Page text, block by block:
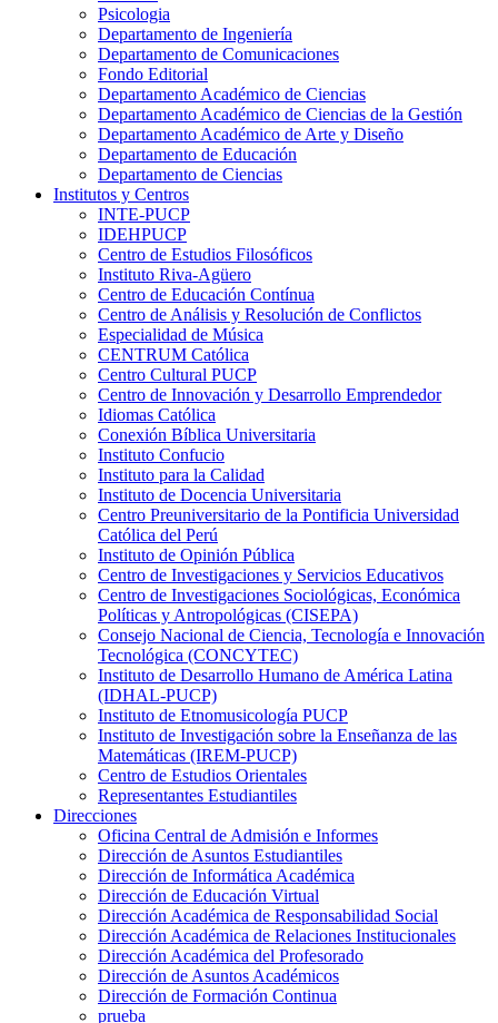
Psicologia
Departamento de Ingeniería
Departamento de Comunicaciones
Fondo Editorial
Departamento Académico de Ciencias
Departamento Académico de Ciencias de la Gestión
Departamento Académico de Arte y Diseño
Departamento de Educación
Departamento de Ciencias
Institutos y Centros
INTE-PUCP
IDEHPUCP
Centro de Estudios Filosóficos
Instituto Riva-Agüero
Centro de Educación Contínua
Centro de Análisis y Resolución de Conflictos
Especialidad de Música
CENTRUM Católica
Centro Cultural PUCP
Centro de Innovación y Desarrollo Emprendedor
Idiomas Católica
Conexión Bíblica Universitaria
Instituto Confucio
Instituto para la Calidad
Instituto de Docencia Universitaria
Centro Preuniversitario de la Pontificia Universidad
Católica del Perú
Instituto de Opinión Pública
Centro de Investigaciones y Servicios Educativos
Centro de Investigaciones Sociológicas, Económica
Políticas y Antropológicas (CISEPA)
Consejo Nacional de Ciencia, Tecnología e Innovación
Tecnológica (CONCYTEC)
Instituto de Desarrollo Humano de América Latina
(IDHAL-PUCP)
Instituto de Etnomusicología PUCP
Instituto de Investigación sobre la Enseñanza de las
Matemáticas (IREM-PUCP)
Centro de Estudios Orientales
Representantes Estudiantiles
Direcciones
Oficina Central de Admisión e Informes
Dirección de Asuntos Estudiantiles
Dirección de Informática Académica
Dirección de Educación Virtual
Dirección Académica de Responsabilidad Social
Dirección Académica de Relaciones Institucionales
Dirección Académica del Profesorado
Dirección de Asuntos Académicos
Dirección de Formación Continua
prueba